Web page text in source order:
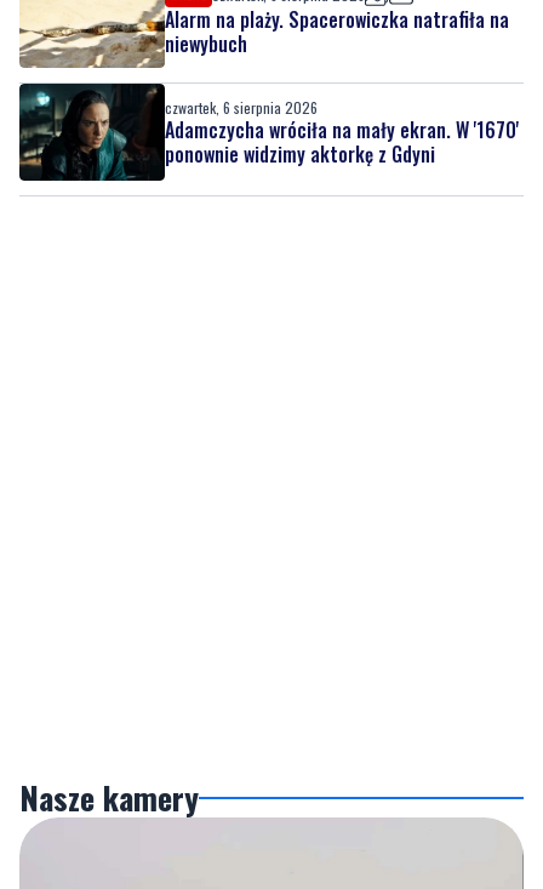
czwartek, 6 sierpnia 2026
Adamczycha wróciła na mały ekran. W '1670'